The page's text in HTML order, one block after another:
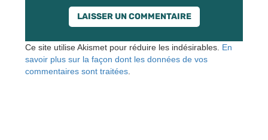
Ce site utilise Akismet pour réduire les indésirables. En
savoir plus sur la façon dont les données de vos
commentaires sont traitées